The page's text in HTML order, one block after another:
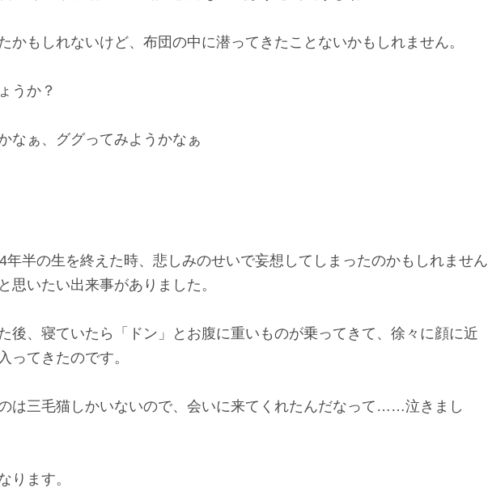
かもしれないけど、布団の中に潜ってきたことないかもしれません。
うか？
なぁ、ググってみようかなぁ
年半の生を終えた時、悲しみのせいで妄想してしまったのかもしれません
思いたい出来事がありました。
後、寝ていたら「ドン」とお腹に重いものが乗ってきて、徐々に顔に近
ってきたのです。
は三毛猫しかいないので、会いに来てくれたんだなって……泣きまし
ります。